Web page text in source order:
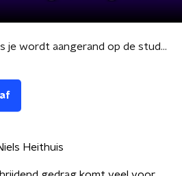
het
Pointer: wat als je wordt aangerand op de studentenvereniging?; Asielhotel Albergen staat leeg; en De grote onbekende achter het medicijntekort
Heithuis